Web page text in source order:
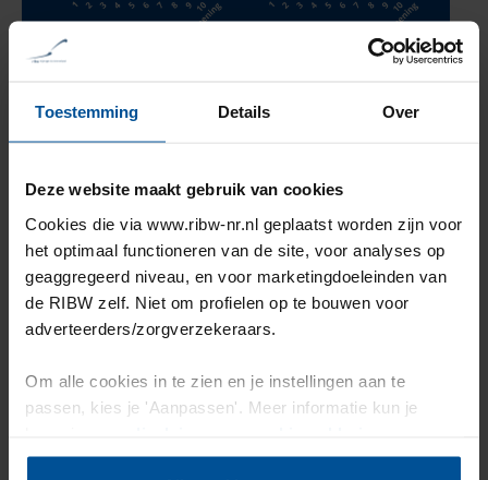
Toestemming Details Over
Deze website maakt gebruik van cookies
Cookies die via www.ribw-nr.nl geplaatst worden zijn voor
het optimaal functioneren van de site, voor analyses op
geaggregeerd niveau, en voor marketingdoeleinden van
de RIBW zelf. Niet om profielen op te bouwen voor
adverteerders/zorgverzekeraars.
Om alle cookies in te zien en je instellingen aan te
passen, kies je 'Aanpassen'. Meer informatie kun je